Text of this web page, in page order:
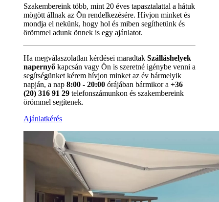
Szakembereink több, mint 20 éves tapasztalattal a hátuk
mögött állnak az Ön rendelkezésére. Hívjon minket és
mondja el nekünk, hogy hol és miben segíthetünk és
örömmel adunk önnek is egy ajánlatot.
Ha megválaszolatlan kérdései maradtak Szálláshelyek
napernyő kapcsán vagy Ön is szeretné igénybe venni a
segítségünket kérem hívjon minket az év bármelyik
napján, a nap 8:00 - 20:00 órájában bármikor a +36
(20) 316 91 29 telefonszámunkon és szakembereink
örömmel segítenek.
Ajánlatkérés